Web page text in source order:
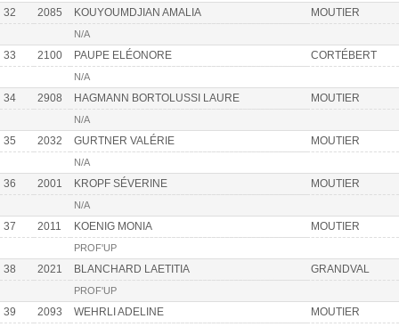
32 2085 KOUYOUMDJIAN AMALIA MOUTIER
N/A
33 2100 PAUPE ELÉONORE CORTÉBERT
N/A
34 2908 HAGMANN BORTOLUSSI LAURE MOUTIER
N/A
35 2032 GURTNER VALÉRIE MOUTIER
N/A
36 2001 KROPF SÉVERINE MOUTIER
N/A
37 2011 KOENIG MONIA MOUTIER
PROF'UP
38 2021 BLANCHARD LAETITIA GRANDVAL
PROF'UP
39 2093 WEHRLI ADELINE MOUTIER